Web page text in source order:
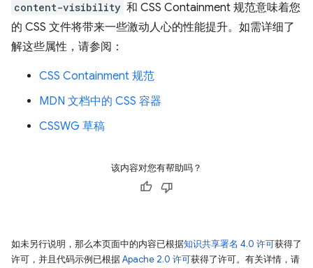
content-visibility 和 CSS Containment 规范意味着您
的 CSS 文件将带来一些激动人心的性能提升。如需详细了
解这些属性，请参阅：
CSS Containment 规范
MDN 文档中的 CSS 容器
CSSWG 草稿
该内容对您有帮助吗？
如未另行说明，那么本页面中的内容已根据知识共享署名 4.0 许可获得了
许可，并且代码示例已根据Apache 2.0 许可获得了许可。有关详情，请